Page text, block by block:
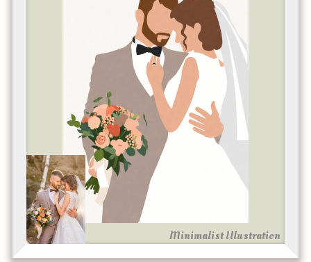
Minimalist Illustration